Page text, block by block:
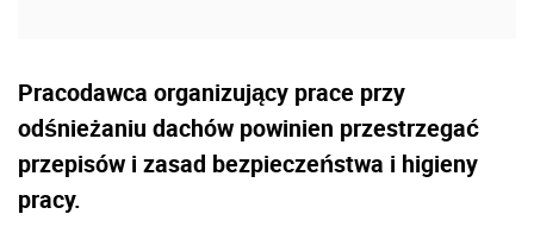
Pracodawca organizujący prace przy
odśnieżaniu dachów powinien przestrzegać
przepisów i zasad bezpieczeństwa i higieny
pracy.